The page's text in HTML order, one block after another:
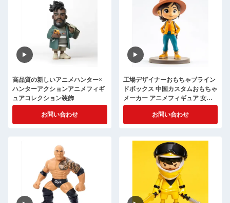
高品質の新しいアニメハンター×
ハンターアクションアニメフィギ
ュアコレクション装飾
お問い合わせ
工場デザイナーおもちゃブライン
ドボックス 中国カスタムおもちゃ
メーカー アニメフィギュア 女の
子と男の子向け
お問い合わせ